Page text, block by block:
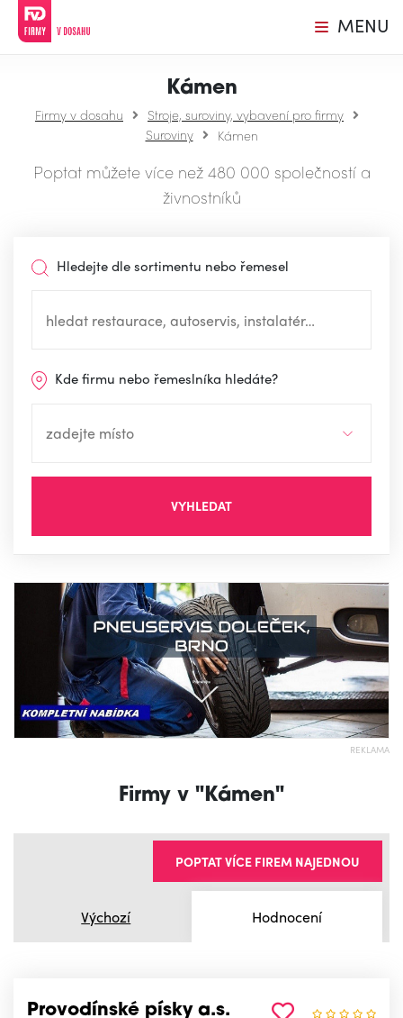
MENU
Kámen
Firmy v dosahu
Stroje, suroviny, vybavení pro firmy
Suroviny
Kámen
Poptat můžete více než 480 000 společností a
živnostníků
Hledejte dle sortimentu nebo řemesel
Kde firmu nebo řemeslníka hledáte?
VYHLEDAT
REKLAMA
Firmy v "Kámen"
Výchozí Hodnocení
POPTAT VÍCE FIREM NAJEDNOU
Provodínské písky a.s.